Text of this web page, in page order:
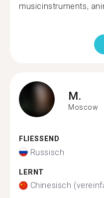
musicinstruments,
M.
Moscow
FLIESSEND
Russisch
LERNT
Chinesisch